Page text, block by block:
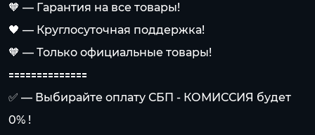
🧡 — Гарантия на все товары!
🖤 — Круглосуточная поддержка!
🧡 — Только официальные товары!
🟰🟰🟰🟰🟰🟰🟰🟰🟰🟰🟰🟰🟰🟰
✅ — Выбирайте оплату СБП - КОМИССИЯ будет
0% !